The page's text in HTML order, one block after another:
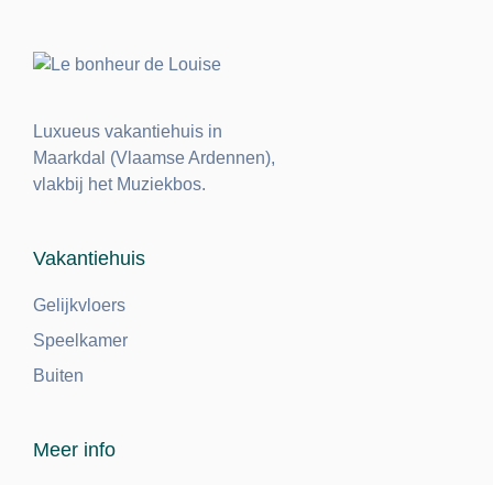
Luxueus vakantiehuis in
Maarkdal (Vlaamse Ardennen),
vlakbij het Muziekbos.
Vakantiehuis
Gelijkvloers
Speelkamer
Buiten
Meer info